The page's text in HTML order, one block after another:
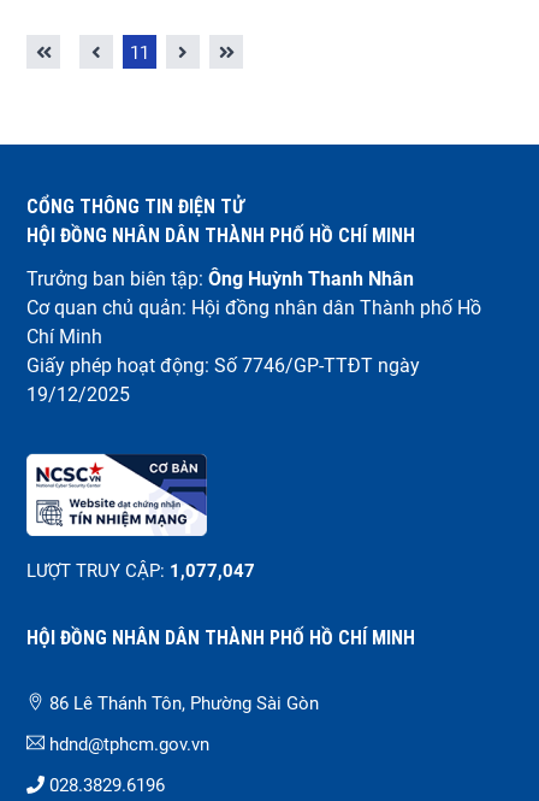
11
CỔNG THÔNG TIN ĐIỆN TỬ
HỘI ĐỒNG NHÂN DÂN THÀNH PHỐ HỒ CHÍ MINH
Trưởng ban biên tập: Ông Huỳnh Thanh Nhân
Cơ quan chủ quản: Hội đồng nhân dân Thành phố Hồ
Chí Minh
Giấy phép hoạt động: Số 7746/GP-TTĐT ngày
19/12/2025
LƯỢT TRUY CẬP: 1,077,047
HỘI ĐỒNG NHÂN DÂN THÀNH PHỐ HỒ CHÍ MINH
86 Lê Thánh Tôn, Phường Sài Gòn
hdnd@tphcm.gov.vn
028.3829.6196